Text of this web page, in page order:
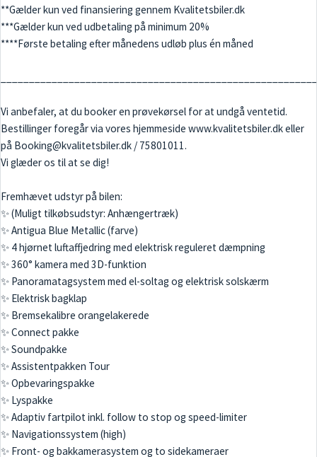
**Gælder kun ved finansiering gennem Kvalitetsbiler.dk
***Gælder kun ved udbetaling på minimum 20%
****Første betaling efter månedens udløb plus én måned
Vi anbefaler, at du booker en prøvekørsel for at undgå ventetid.
Bestillinger foregår via vores hjemmeside www.kvalitetsbiler.dk eller
på Booking@kvalitetsbiler.dk / 75801011.
Vi glæder os til at se dig!
Fremhævet udstyr på bilen:
✨ (Muligt tilkøbsudstyr: Anhængertræk)
✨ Antigua Blue Metallic (farve)
✨ 4 hjørnet luftaffjedring med elektrisk reguleret dæmpning
✨ 360° kamera med 3D-funktion
✨ Panoramatagsystem med el-soltag og elektrisk solskærm
✨ Elektrisk bagklap
✨ Bremsekalibre orangelakerede
✨ Connect pakke
✨ Soundpakke
✨ Assistentpakken Tour
✨ Opbevaringspakke
✨ Lyspakke
✨ Adaptiv fartpilot inkl. follow to stop og speed-limiter
✨ Navigationssystem (high)
✨ Front- og bakkamerasystem og to sidekameraer